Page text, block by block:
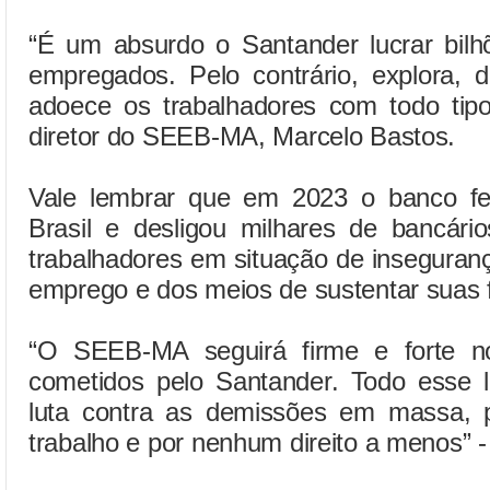
“É um absurdo o Santander lucrar
empregados. Pelo contrário, explora,
adoece os trabalhadores com todo
diretor do SEEB-MA, Marcelo Bastos.
Vale lembrar que em 2023 o banco
Brasil e desligou milhares de
trabalhadores em situação de
emprego e dos meios de sustentar suas
“O SEEB-MA seguirá firme e forte
cometidos pelo Santander. Todo
luta contra as demissões em massa,
trabalho e por nenhum direito a menos”